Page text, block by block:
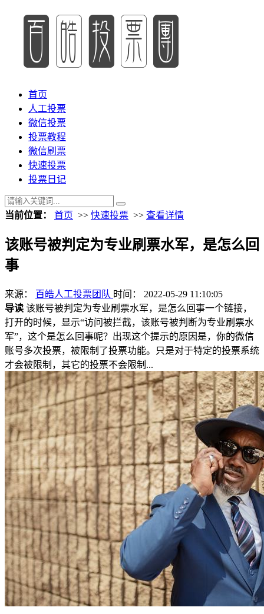
首页
人工投票
微信投票
投票教程
微信刷票
快速投票
投票日记
当前位置： 首页 >> 快速投票 >> 查看详情
该账号被判定为专业刷票水军，是怎么回
事
来源： 百皓人工投票团队 时间： 2022-05-29 11:10:05
导读 该账号被判定为专业刷票水军，是怎么回事一个链接，
打开的时候，显示“访问被拦截，该账号被判断为专业刷票水
军”，这个是怎么回事呢？出现这个提示的原因是，你的微信
账号多次投票，被限制了投票功能。只是对于特定的投票系统
才会被限制，其它的投票不会限制...